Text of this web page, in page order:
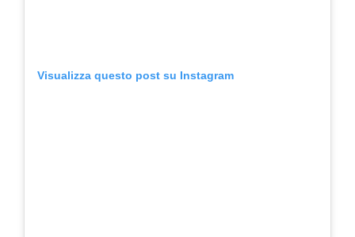
Visualizza questo post su Instagram